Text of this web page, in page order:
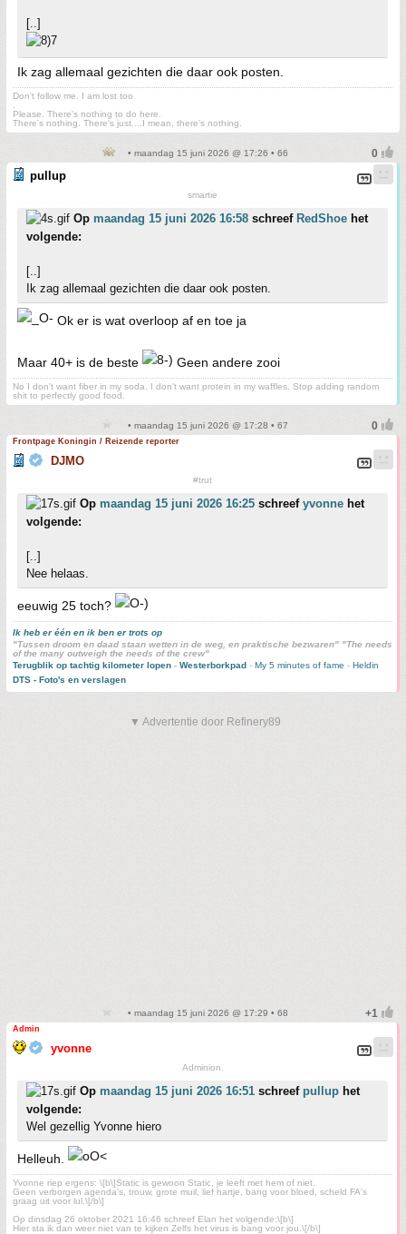
[..]
Ik zag allemaal gezichten die daar ook posten.
Don't follow me. I am lost too
Please. There's nothing to do here.
There's nothing. There's just....I mean, there's nothing.
• maandag 15 juni 2026 @ 17:26 • 66
pullup
smartie
Op maandag 15 juni 2026 16:58 schreef RedShoe het
volgende:
[..]
Ik zag allemaal gezichten die daar ook posten.
Ok er is wat overloop af en toe ja
Maar 40+ is de beste Geen andere zooi
No I don't want fiber in my soda. I don't want protein in my waffles. Stop adding random
shit to perfectly good food.
• maandag 15 juni 2026 @ 17:28 • 67
Frontpage Koningin / Reizende reporter
DJMO
#trut
Op maandag 15 juni 2026 16:25 schreef yvonne het
volgende:
[..]
Nee helaas.
eeuwig 25 toch?
Ik heb er één en ik ben er trots op
"Tussen droom en daad staan wetten in de weg, en praktische bezwaren" "The needs
of the many outweigh the needs of the crew"
Terugblik op tachtig kilometer lopen - Westerborkpad - My 5 minutes of fame - Heldin
DTS - Foto's en verslagen
▼ Advertentie door Refinery89
• maandag 15 juni 2026 @ 17:29 • 68
Admin
yvonne
Adminion.
Op maandag 15 juni 2026 16:51 schreef pullup het
volgende:
Wel gezellig Yvonne hiero
Helleuh.
Yvonne riep ergens: \[b\]Static is gewoon Static, je leeft met hem of niet.
Geen verborgen agenda's, trouw, grote muil, lief hartje, bang voor bloed, scheld FA's
graag uit voor lul.\[/b\]
Op dinsdag 26 oktober 2021 16:46 schreef Elan het volgende:\[b\]
Hier sta ik dan weer niet van te kijken Zelfs het virus is bang voor jou.\[/b\]